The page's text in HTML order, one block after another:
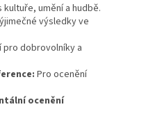
kultuře, umění a hudbě.
výsledky ve
pro dobrovolníky a
Pro ocenění
ocenění